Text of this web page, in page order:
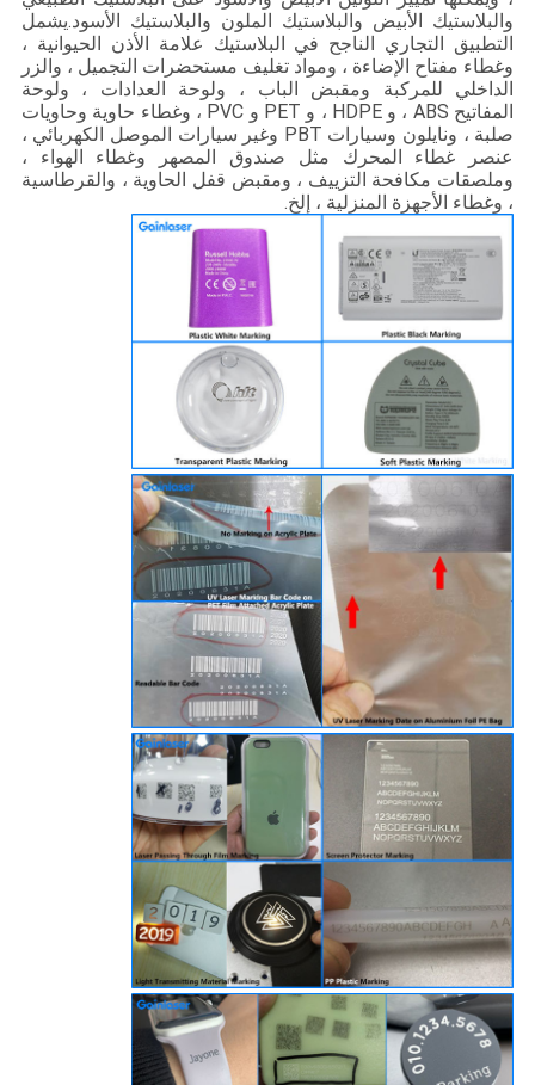
والبلاستيك الأبيض والبلاستيك الملون والبلاستيك الأسود.يشمل
التطبيق التجاري الناجح في البلاستيك علامة الأذن الحيوانية ،
وغطاء مفتاح الإضاءة ، ومواد تغليف مستحضرات التجميل ، والزر
الداخلي للمركبة ومقبض الباب ، ولوحة العدادات ، ولوحة
المفاتيح ABS ، و HDPE ، و PET و PVC ، وغطاء حاوية وحاويات
صلبة ، ونايلون وسيارات PBT وغير سيارات الموصل الكهربائي ،
عنصر غطاء المحرك مثل صندوق المصهر وغطاء الهواء ،
وملصقات مكافحة التزييف ، ومقبض قفل الحاوية ، والقرطاسية
، وغطاء الأجهزة المنزلية ، إلخ.